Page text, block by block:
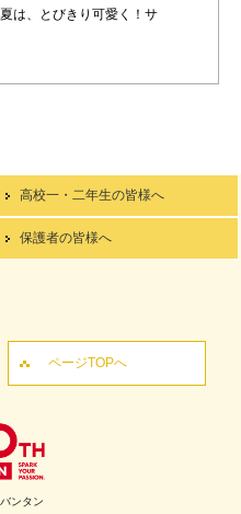
は、とびきり可愛く！サ
高校一・二年生の皆様へ
保護者の皆様へ
ページTOPへ
ンタン